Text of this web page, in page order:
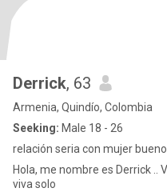
Derrick, 63
Armenia, Quindío, Colombia
Seeking: Male 18 - 26
relación seria con mujer bueno
Hola, me nombre es Derrick .. Viva en Armenia Colombia.. soltero y
viva solo